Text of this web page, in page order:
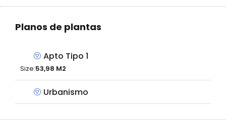
Planos de plantas
Apto Tipo 1
Size:53,98 M2
Urbanismo